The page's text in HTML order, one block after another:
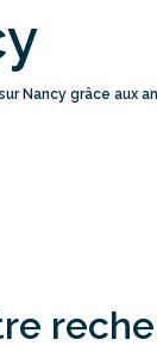
grâce aux